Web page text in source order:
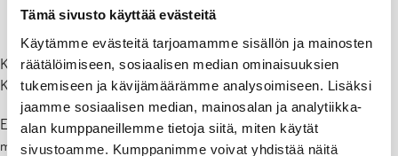
Tämä sivusto käyttää evästeitä
Käytämme evästeitä tarjoamamme sisällön ja mainosten
räätälöimiseen, sosiaalisen median ominaisuuksien
tukemiseen ja kävijämäärämme analysoimiseen. Lisäksi
jaamme sosiaalisen median, mainosalan ja analytiikka-
alan kumppaneillemme tietoja siitä, miten käytät
sivustoamme. Kumppanimme voivat yhdistää näitä
Kiilan koulussa on lauantaina 4.9.2021 koulupäivä.
Koulupäivän pituus on kaikilla klo 9-13.
Eri luokka-asteilla luokissa on monenlaista toimintaa liittyen
monialaisiin oppimiskokonaisuuksiin (MOK). Monialaisissa